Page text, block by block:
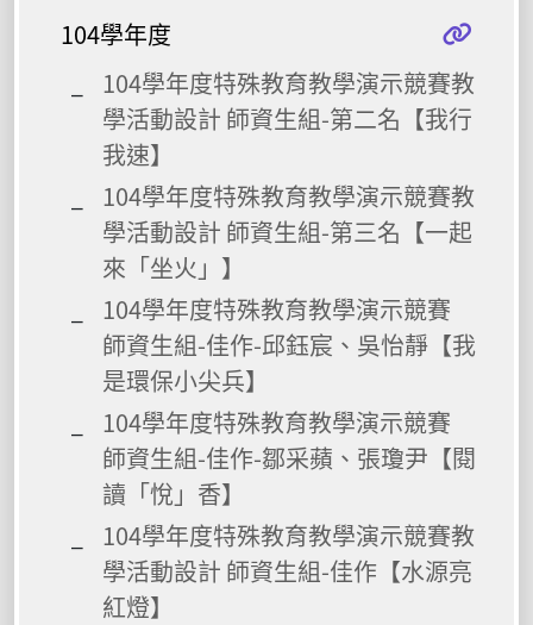
104學年度
104學年度特殊教育教學演示競賽教
學活動設計 師資生組-第二名【我行
我速】
104學年度特殊教育教學演示競賽教
學活動設計 師資生組-第三名【一起
來「坐火」】
104學年度特殊教育教學演示競賽
師資生組-佳作-邱鈺宸、吳怡靜【我
是環保小尖兵】
104學年度特殊教育教學演示競賽
師資生組-佳作-鄒采蘋、張瓊尹【閱
讀「悅」香】
104學年度特殊教育教學演示競賽教
學活動設計 師資生組-佳作【水源亮
紅燈】